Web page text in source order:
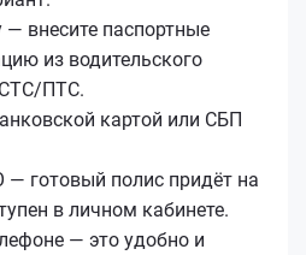
— внесите паспортные
из водительского
СТС/ПТС.
картой или СБП
— готовый полис придёт на
в личном кабинете.
— это удобно и